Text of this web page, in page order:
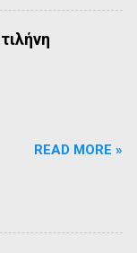
READ MORE »